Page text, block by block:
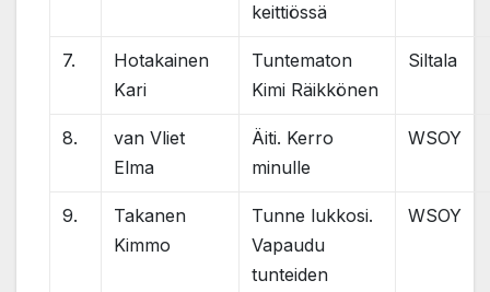
keittiössä
7.
Hotakainen
Kari
Tuntematon
Kimi Räikkönen
Siltala
8.
van Vliet
Elma
Äiti. Kerro
minulle
WSOY
9.
Takanen
Kimmo
Tunne lukkosi.
Vapaudu
tunteiden
WSOY